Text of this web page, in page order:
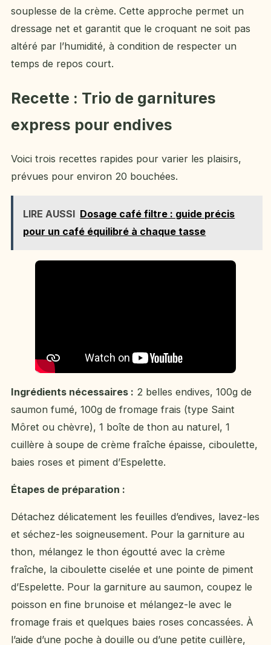
souplesse de la crème. Cette approche permet un
dressage net et garantit que le croquant ne soit pas
altéré par l’humidité, à condition de respecter un
temps de repos court.
Recette : Trio de garnitures
express pour endives
Voici trois recettes rapides pour varier les plaisirs,
prévues pour environ 20 bouchées.
LIRE AUSSI Dosage café filtre : guide précis
pour un café équilibré à chaque tasse
Ingrédients nécessaires : 2 belles endives, 100g de
saumon fumé, 100g de fromage frais (type Saint
Môret ou chèvre), 1 boîte de thon au naturel, 1
cuillère à soupe de crème fraîche épaisse, ciboulette,
baies roses et piment d’Espelette.
Étapes de préparation :
Détachez délicatement les feuilles d’endives, lavez-les
et séchez-les soigneusement. Pour la garniture au
thon, mélangez le thon égoutté avec la crème
fraîche, la ciboulette ciselée et une pointe de piment
d’Espelette. Pour la garniture au saumon, coupez le
poisson en fine brunoise et mélangez-le avec le
fromage frais et quelques baies roses concassées. À
l’aide d’une poche à douille ou d’une petite cuillère,